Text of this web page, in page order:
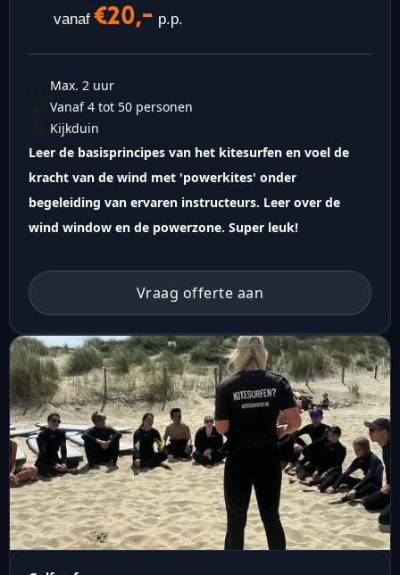
vanaf€20,- p.p.
Max. 2 uur
Vanaf 4 tot 50 personen
Kijkduin
Leer de basisprincipes van het kitesurfen en voel de
kracht van de wind met 'powerkites' onder
begeleiding van ervaren instructeurs. Leer over de
wind window en de powerzone. Super leuk!
Vraag offerte aan